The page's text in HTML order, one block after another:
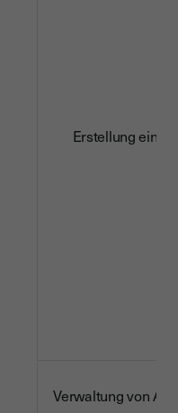
Erstellung einer
Verwaltung von